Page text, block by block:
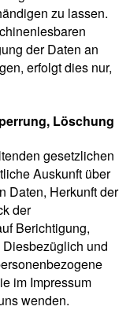
zu lassen.
der Daten an
erfolgt dies nur,
Löschung
gesetzlichen
Auskunft über
Daten, Herkunft der
der
Berichtigung,
und
im Impressum
wenden.